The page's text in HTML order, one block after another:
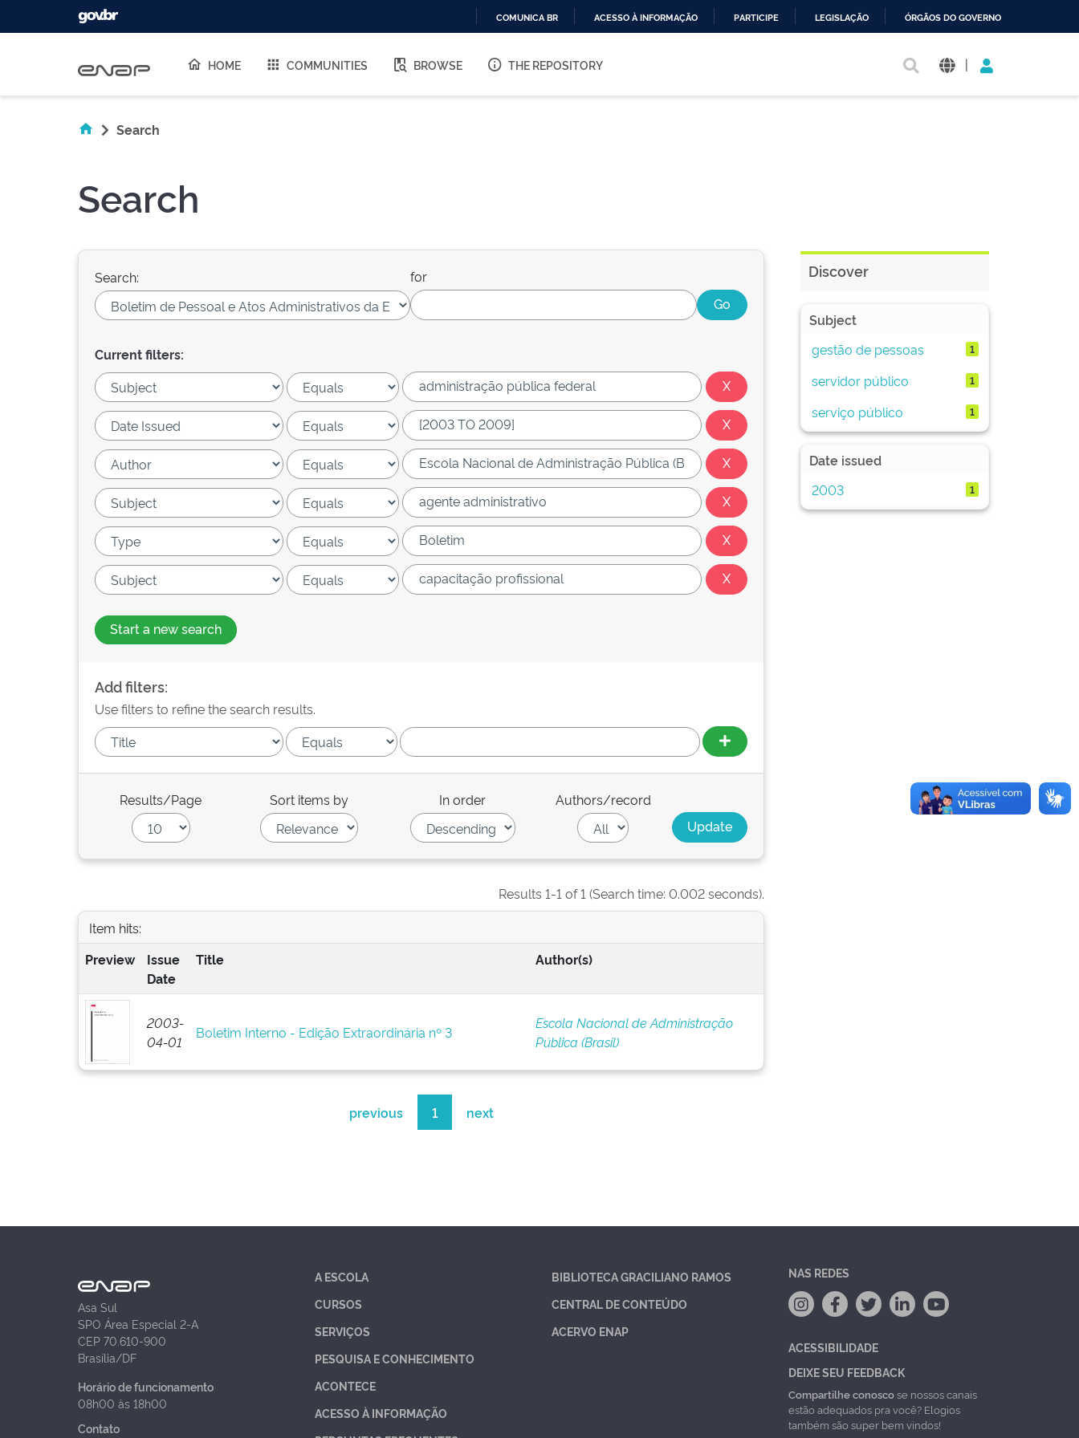
O
COMUNICA BR ACESSO À INFORMAÇÃO PARTICIPE LEGISLAÇÃO ÓRGÃOS DO GOVERNO
HOME COMMUNITIES BROWSE THE REPOSITORY |
Search
Search
Search: for
Current filters:
Start a new search
Add filters:
Use filters to refine the search results.
Results/Page Sort items by In order Authors/record
Results 1-1 of 1 (Search time: 0.002 seconds).
Item hits:
Preview
Issue
Date
Title Author(s)
2003-
04-01
Boletim Interno - Edição Extraordinária nº 3
Escola Nacional de Administração
Pública (Brasil)
previous 1 next
Discover
Subject
gestão de pessoas
1
servidor público 1
serviço público 1
Date issued
2003
1
Asa Sul
SPO Área Especial 2-A
CEP 70.610-900
Brasília/DF
Horário de funcionamento
08h00 às 18h00
Contato
A ESCOLA
CURSOS
SERVIÇOS
PESQUISA E CONHECIMENTO
ACONTECE
ACESSO À INFORMAÇÃO
BIBLIOTECA GRACILIANO RAMOS
CENTRAL DE CONTEÚDO
ACERVO ENAP
NAS REDES
ACESSIBILIDADE
DEIXE SEU FEEDBACK
Compartilhe conoscose nossos canais
estão adequados pra você? Elogios
também são super bem vindos!